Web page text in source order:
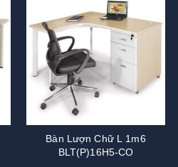
Bàn Lượn Chữ L 1m6
BLT(P)16H5-CO